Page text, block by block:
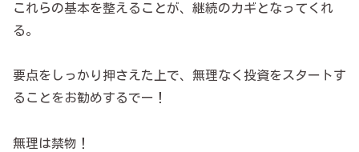
これらの基本を整えることが、継続のカギとなってくれ
る。
要点をしっかり押さえた上で、無理なく投資をスタートす
ることをお勧めするでー！
無理は禁物！